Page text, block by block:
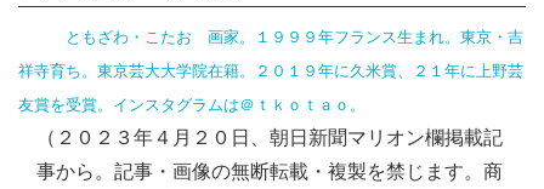
ともざわ・こたお 画家。１９９９年フランス生まれ。東京・吉
祥寺育ち。東京芸大大学院在籍。２０１９年に久米賞、２１年に上野芸
友賞を受賞。インスタグラムは＠ｔｋｏｔａｏ。
（２０２３年４月２０日、朝日新聞マリオン欄掲載記
事から。記事・画像の無断転載・複製を禁じます。商